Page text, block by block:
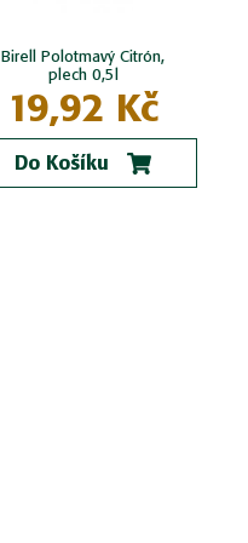
Birell Polotmavý Citrón,
plech 0,5l
19,92 Kč
Do Košíku